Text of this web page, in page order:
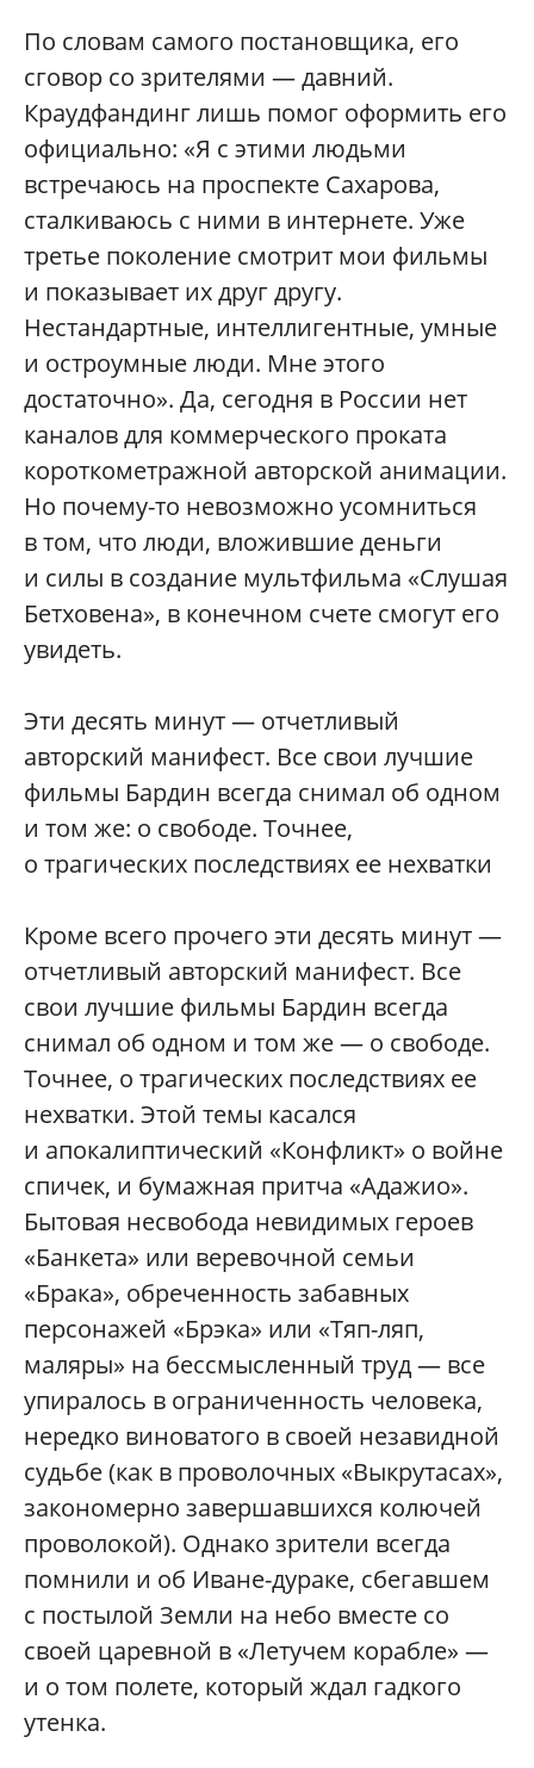
По словам самого постановщика, его
сговор со зрителями — давний.
Краудфандинг лишь помог оформить его
официально: «Я с этими людьми
встречаюсь на проспекте Сахарова,
сталкиваюсь с ними в интернете. Уже
третье поколение смотрит мои фильмы
и показывает их друг другу.
Нестандартные, интеллигентные, умные
и остроумные люди. Мне этого
достаточно». Да, сегодня в России нет
каналов для коммерческого проката
короткометражной авторской анимации.
Но почему-то невозможно усомниться
в том, что люди, вложившие деньги
и силы в создание мультфильма «Слушая
Бетховена», в конечном счете смогут его
увидеть.
Эти десять минут — отчетливый
авторский манифест. Все свои лучшие
фильмы Бардин всегда снимал об одном
и том же: о свободе. Точнее,
о трагических последствиях ее нехватки
Кроме всего прочего эти десять минут —
отчетливый авторский манифест. Все
свои лучшие фильмы Бардин всегда
снимал об одном и том же — о свободе.
Точнее, о трагических последствиях ее
нехватки. Этой темы касался
и апокалиптический «Конфликт» о войне
спичек, и бумажная притча «Адажио».
Бытовая несвобода невидимых героев
«Банкета» или веревочной семьи
«Брака», обреченность забавных
персонажей «Брэка» или «Тяп-ляп,
маляры» на бессмысленный труд — все
упиралось в ограниченность человека,
нередко виноватого в своей незавидной
судьбе (как в проволочных «Выкрутасах»,
закономерно завершавшихся колючей
проволокой). Однако зрители всегда
помнили и об Иване-дураке, сбегавшем
с постылой Земли на небо вместе со
своей царевной в «Летучем корабле» —
и о том полете, который ждал гадкого
утенка.